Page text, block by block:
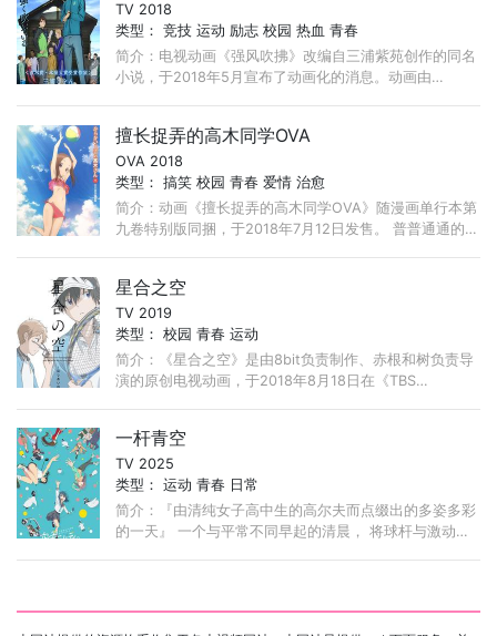
TV 2018
类型：竞技 运动 励志 校园 热血 青春
简介：电视动画《强风吹拂》改编自三浦紫苑创作的同名
小说，于2018年5月宣布了动画化的消息。动画由
擅长捉弄的高木同学OVA
OVA 2018
类型：搞笑 校园 青春 爱情 治愈
简介：动画《擅长捉弄的高木同学OVA》随漫画单行本第
九卷特别版同捆，于2018年7月12日发售。 普普通通的男
星合之空
TV 2019
类型：校园 青春 运动
简介：《星合之空》是由8bit负责制作、赤根和树负责导
演的原创电视动画，于2018年8月18日在《TBS
一杆青空
TV 2025
类型：运动 青春 日常
简介：『由清纯女子高中生的高尔夫而点缀出的多姿多彩
的一天』 一个与平常不同早起的清晨， 将球杆与激动的